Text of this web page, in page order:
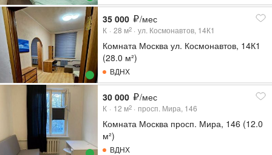
35 000 /мес
К 28 м2 ул. Космонавтов, 14К1
Комната Москва ул. Космонавтов, 14К1
(28.0 м²)
ВДНХ
30 000 /мес
К 12 м2 просп. Мира, 146
Комната Москва просп. Мира, 146 (12.0
м²)
ВДНХ